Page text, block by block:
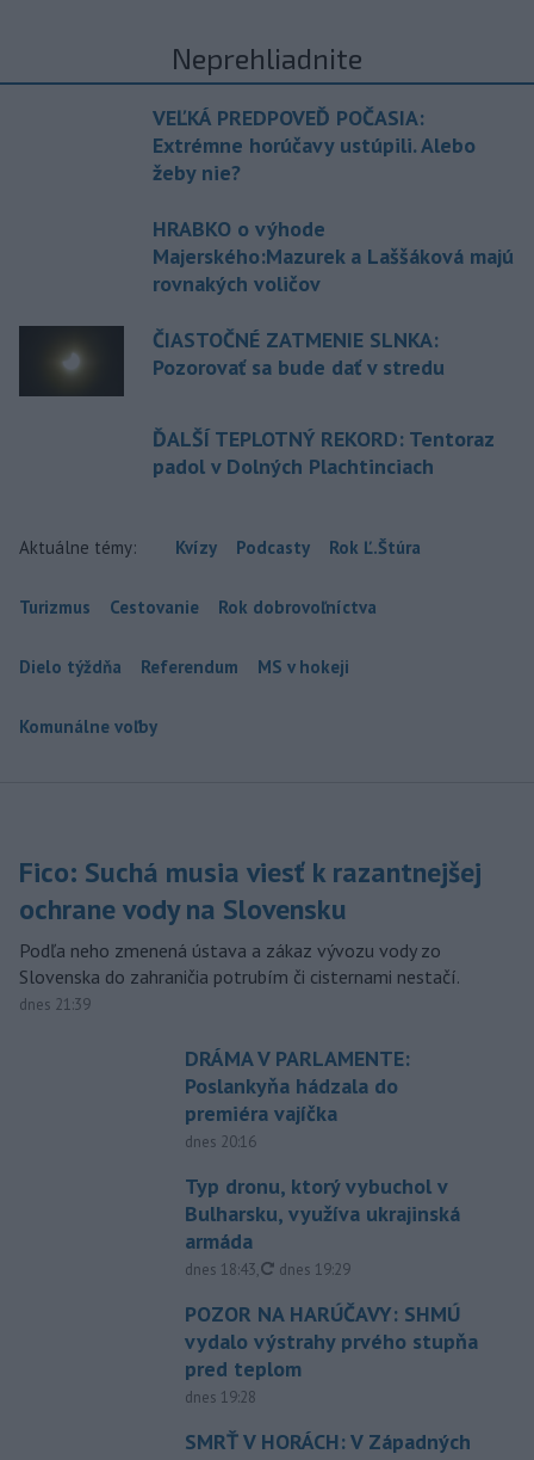
Neprehliadnite
VEĽKÁ PREDPOVEĎ POČASIA:
Extrémne horúčavy ustúpili. Alebo
žeby nie?
HRABKO o výhode
Majerského:Mazurek a Laššáková majú
rovnakých voličov
ČIASTOČNÉ ZATMENIE SLNKA:
Pozorovať sa bude dať v stredu
ĎALŠÍ TEPLOTNÝ REKORD: Tentoraz
padol v Dolných Plachtinciach
Aktuálne témy: Kvízy Podcasty Rok Ľ.Štúra
Turizmus Cestovanie Rok dobrovoľníctva
Dielo týždňa Referendum MS v hokeji
Komunálne voľby
Fico: Suchá musia viesť k razantnejšej
ochrane vody na Slovensku
Podľa neho zmenená ústava a zákaz vývozu vody zo
Slovenska do zahraničia potrubím či cisternami nestačí.
dnes 21:39
DRÁMA V PARLAMENTE:
Poslankyňa hádzala do
premiéra vajíčka
dnes 20:16
Typ dronu, ktorý vybuchol v
Bulharsku, využíva ukrajinská
armáda
dnes 18:43, aktualizované
dnes 19:29
POZOR NA HARÚČAVY: SHMÚ
vydalo výstrahy prvého stupňa
pred teplom
dnes 19:28
SMRŤ V HORÁCH: V Západných